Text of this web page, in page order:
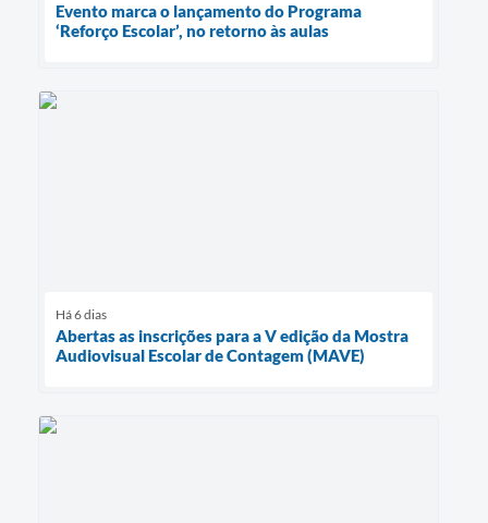
Evento marca o lançamento do Programa
‘Reforço Escolar’, no retorno às aulas
Há 6 dias
Abertas as inscrições para a V edição da Mostra
Audiovisual Escolar de Contagem (MAVE)